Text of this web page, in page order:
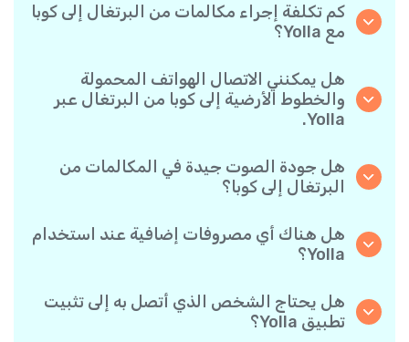
كم تكلفة إجراء مكالمات من البرتغال إلى كوبا
مع Yolla؟
إلى كوبا. يمكنك ببساطة التحقق من أحدث الأسعار
في التطبيق - بدون رسوم خفية أو مفاجآت.
هل يمكنني الاتصال الهواتف المحمولة
والخطوط الأرضية إلى كوبا من البرتغال عبر
Yolla.
المحمولة والخطوط الأرضية إلى كوبا بكل سهولة.
هل جودة الصوت جيدة في المكالمات من
البرتغال إلى كوبا؟
يجعل مكالماتك تبدو تمامًا مثل المكالمات المحلية.
هل هناك أي مصروفات إضافية عند استخدام
Yolla؟
مقابل المكالمات التي تجريها حسب الأسعار المعلنة
لكل وجهة.
هل يحتاج الشخص الذي أتصل به إلى تثبيت
تطبيق Yolla؟